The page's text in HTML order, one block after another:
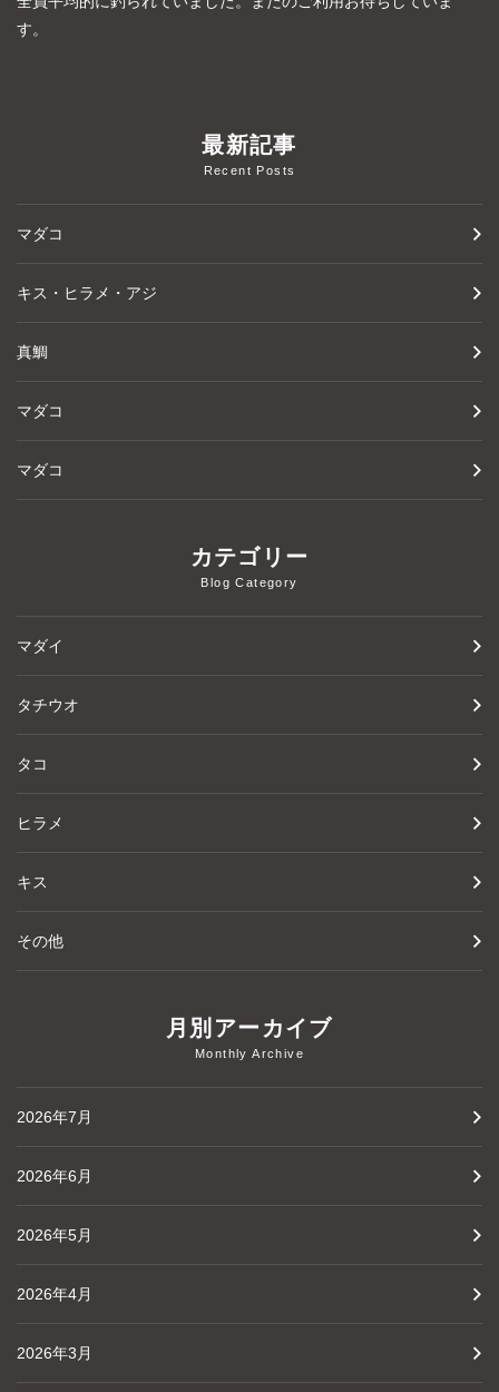
す。
最新記事
Recent Posts
マダコ
キス・ヒラメ・アジ
真鯛
マダコ
マダコ
カテゴリー
Blog Category
マダイ
タチウオ
タコ
ヒラメ
キス
その他
月別アーカイブ
Monthly Archive
2026年7月
2026年6月
2026年5月
2026年4月
2026年3月